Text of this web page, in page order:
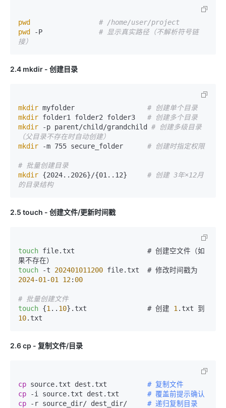
pwd
# /home/user/project
pwd
-P # 显示真实路径（不解析符号链
接）
2.4 mkdir - 创建目录
mkdir myfolder # 创建单个目录
mkdir folder1 folder2 folder3 # 创建多个目录
mkdir -p parent/child/grandchild # 创建多级目录
（父目录不存在时自动创建）
mkdir -m 755 secure_folder # 创建时指定权限
# 批量创建目录
mkdir {2024..2026}/{01..12} # 创建 3年×12月
的目录结构
2.5 touch - 创建文件/更新时间戳
touch file.txt                  # 创建空文件（如
touch -t 202401011200
2024-01 -01 12: 00
# 批量创建文件
touch {1 .. 10}.txt               # 创建 1
10
2.6 cp - 复制文件/目录
cp source.txt dest.txt # 复制文件
cp -i source.txt dest.txt # 覆盖前提示确认
cp -r source_dir/ dest_dir/ # 递归复制目录